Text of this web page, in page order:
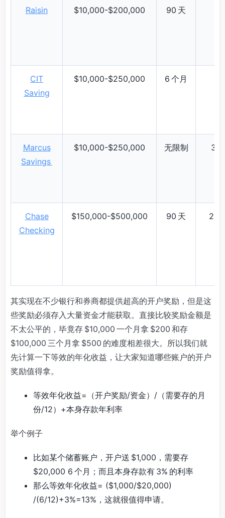
Raisin $10,000-$200,000 90 天
CIT
Saving
$10,000-$250,000 6 个月
Marcus
Savings
$10,000-$250,000 无限制
Chase
Checking
$150,000-$500,000 90 天
其实现在不少银行和券商都提供超高的开户奖励，但是这
些奖励必须存入大量资金才能获取。直接比较奖励金额是
不太公平的，毕竟存 $10,000 一个月拿 $200 和存
$100,000 三个月拿 $500 的难度相差很大。所以我们就
先计算一下等效的年化收益，让大家知道哪些账户的开户
奖励值得拿。
等效年化收益=（开户奖励/资金）/（需要存的月
份/12）+本身存款年利率
举个例子
比如某个储蓄账户，开户送 $1,000，需要存
$20,000 6 个月；而且本身存款有 3% 的利率
那么等效年化收益= ($1,000/$20,000)
/(6/12)+3%=13%，这就很值得申请。